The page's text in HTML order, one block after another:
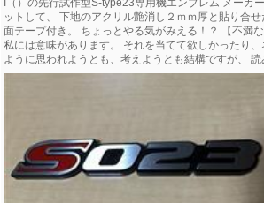
I（）の先行試作型S-type23専用機エンブレム メー
ットして、 下地のアクリル艶消し２ｍｍ厚と貼り合
面テープ付き。 ちょっとやる気がみえる！？ 【不満
私には意味があります。 それを当てて欲しかったり
ように思われようとも、考えようとも結構ですが、